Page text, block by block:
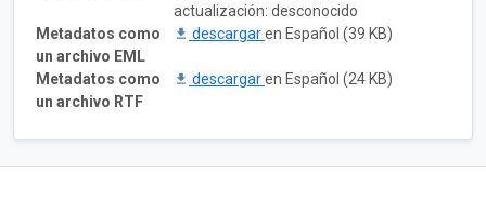
actualización: desconocido
Metadatos como
un archivo EML
descargaren Español (39 KB)
Metadatos como
un archivo RTF
descargaren Español (24 KB)